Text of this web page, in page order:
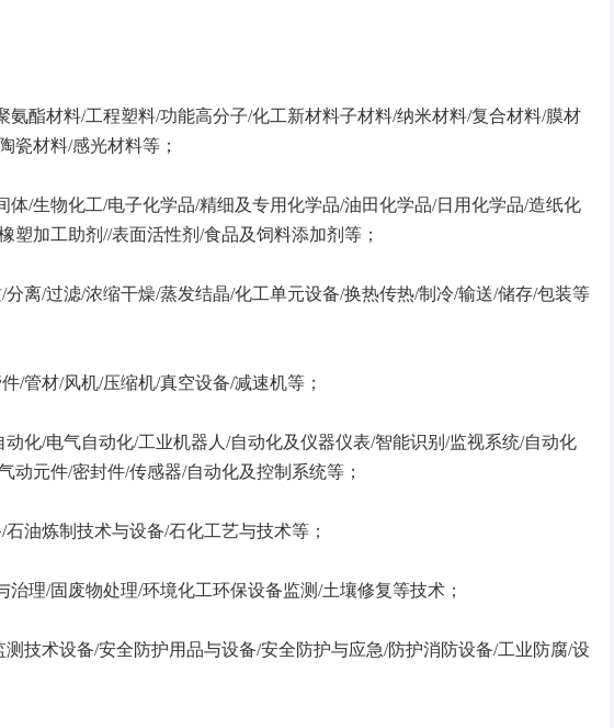
氨酯材料/工程塑料/功能高分子/化工新材料子材料/纳米材料/复合材料/膜材
瓷材料/感光材料等；
体/生物化工/电子化学品/精细及专用化学品/油田化学品/日用化学品/造纸化
塑加工助剂//表面活性剂/食品及饲料添加剂等；
离/过滤/浓缩干燥/蒸发结晶/化工单元设备/换热传热/制冷/输送/储存/包装等
/管材/风机/压缩机/真空设备/减速机等；
化/电气自动化/工业机器人/自动化及仪器仪表/智能识别/监视系统/自动化
动元件/密封件/传感器/自动化及控制系统等；
油炼制技术与设备/石化工艺与技术等；
治理/固废物处理/环境化工环保设备监测/土壤修复等技术；
测技术设备/安全防护用品与设备/安全防护与应急/防护消防设备/工业防腐/设